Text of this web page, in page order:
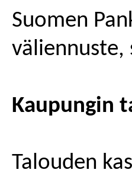
Suomen
väliennuste,
Kaupungin
Talouden